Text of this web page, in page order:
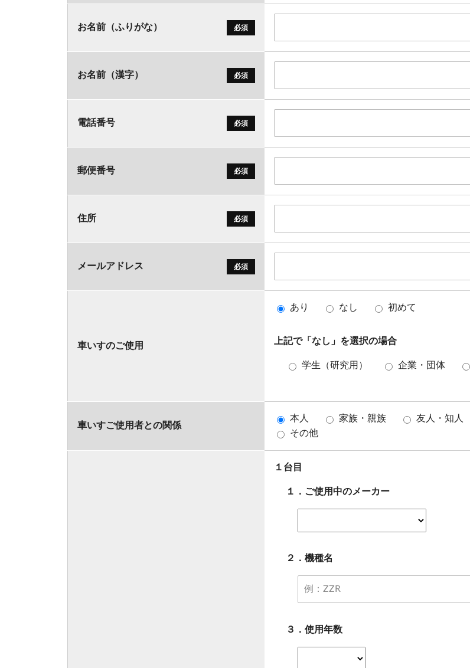
お名前（ふりがな） 必須
お名前（漢字） 必須
電話番号 必須
郵便番号 必須
住所 必須
メールアドレス 必須
車いすのご使用
あり なし 初めて
上記で「なし」を選択の場合
学生（研究用） 企業・団体
車いすご使用者との関係
本人 家族・親族 友人・知人
その他
１台目
１．ご使用中のメーカー
２．機種名
３．使用年数